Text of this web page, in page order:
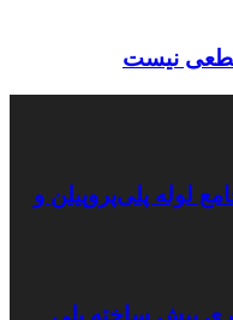
نیست
لوله پلی‌پروپیلن و
پیش ساخته پلی